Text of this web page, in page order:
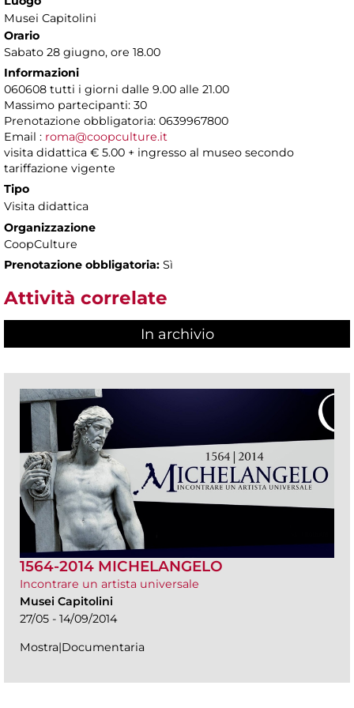
Musei Capitolini
Orario
Sabato 28 giugno, ore 18.00
Informazioni
060608 tutti i giorni dalle 9.00 alle 21.00
Massimo partecipanti: 30
Prenotazione obbligatoria: 0639967800
Email : roma@coopculture.it
visita didattica € 5.00 + ingresso al museo secondo
tariffazione vigente
Tipo
Visita didattica
Organizzazione
CoopCulture
Prenotazione obbligatoria: Sì
Attività correlate
In archivio
1564-2014 MICHELANGELO
Incontrare un artista universale
Musei Capitolini
27/05 - 14/09/2014
Mostra|Documentaria